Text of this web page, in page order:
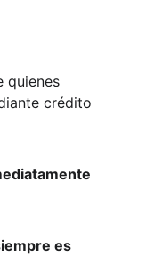
quienes
crédito
es